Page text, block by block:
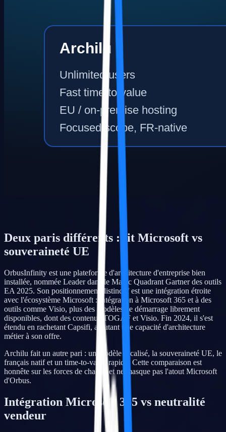
Deux paris différents : fit Microsoft vs
souveraineté UE
OrbusInfinity est une plateforme d'architecture d'entreprise bien
installée, nommée Leader dans le Magic Quadrant Gartner des outils
EA 2025. Son positionnement distinctif est une intégration étroite
avec l'écosystème Microsoft : intégration à Microsoft 365 et à des
outils comme Visio, plus des modèles de démarrage librement
disponibles, dont des contenus TOGAF et Visio. Fin 2024, il s'est
étendu en rachetant Capsifi, ajoutant une capacité d'architecture
métier à son offre.
Archilu fait un autre pari : un modèle focalisé, la souveraineté UE, le
français natif et un time-to-value rapide. Cette comparaison est
honnête sur les forces de chacun et ne masque pas l'atout Microsoft
d'Orbus.
Intégration Microsoft 365 vs neutralité
vendeur